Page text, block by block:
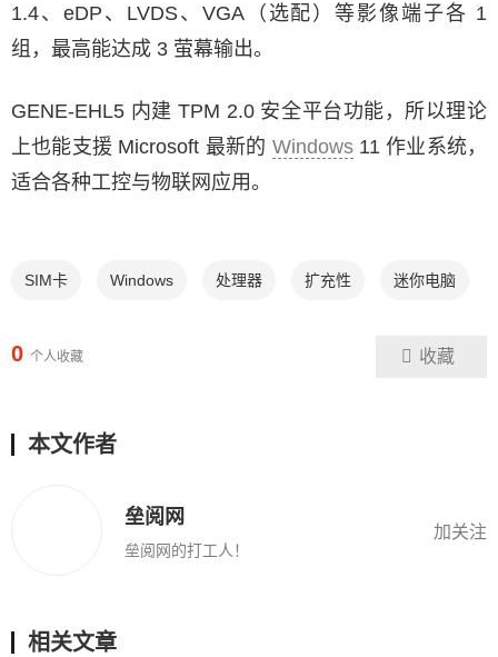
1.4、eDP、LVDS、VGA（选配）等影像端子各 1
组，最高能达成 3 萤幕输出。
GENE-EHL5 内建 TPM 2.0 安全平台功能，所以理论
上也能支援 Microsoft 最新的 Windows11 作业系统，
适合各种工控与物联网应用。
SIM卡 Windows 处理器 扩充性 迷你电脑
0 个人收藏 收藏
本文作者
垒阅网
垒阅网的打工人！
加关注
相关文章